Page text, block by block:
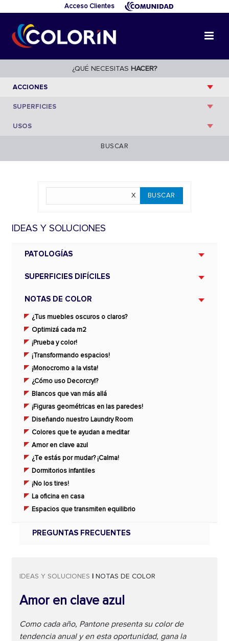
Acceso Clientes
¿QUÉ NECESITAS HACER?
BUSCAR
IDEAS Y SOLUCIONES
PATOLOGÍAS
SUPERFICIES DIFÍCILES
NOTAS DE COLOR
¿Tus muebles oscuros o claros?
Optimizá cada m2
¡Prueba y color!
¡Transformando espacios!
¡Monocromo a la vista!
¿Cómo uso Decorcryl?
Blancos que van más allá
¡Figuras geométricas en las paredes!
Diseñando nuestro Laundry Room
Colores que te ayudan a meditar
Amor en clave azul
¿Te estás por mudar? ¡Calma!
Dormitorios infantiles
¡No los tires!
La oficina en casa
Espacios que transmiten equilibrio
PREGUNTAS FRECUENTES
IDEAS Y SOLUCIONES | NOTAS DE COLOR
Amor en clave azul
Como cada año, Pantone presenta su color de
tendencia anual y en esta oportunidad, gana la